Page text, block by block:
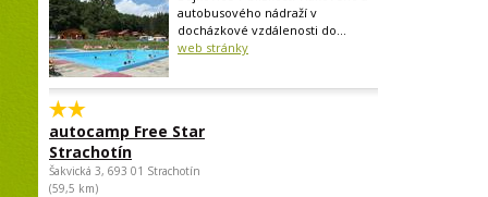
autobusového nádraží v
docházkové vzdálenosti do...
web stránky
autocamp Free Star
Strachotín
Šakvická 3, 693 01 Strachotín
(59,5 km)